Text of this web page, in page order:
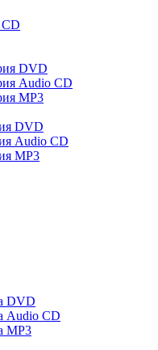
DVD
Audio CD
MP3
DVD
Audio CD
MP3
DVD
Audio CD
MP3